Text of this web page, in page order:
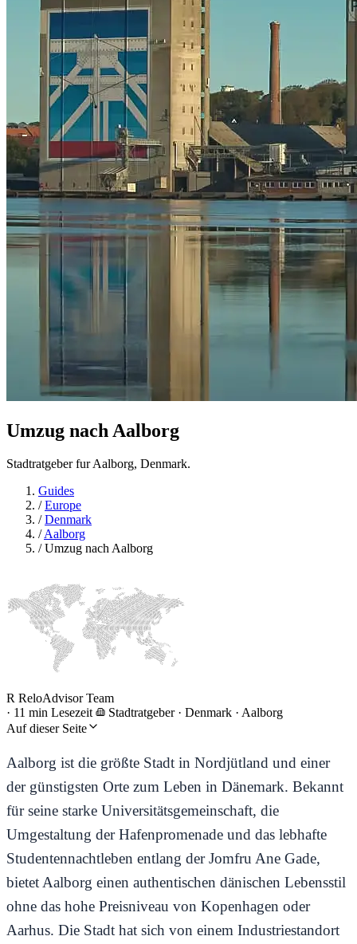
Umzug nach Aalborg
Stadtratgeber fur Aalborg, Denmark.
Guides
/Europe
/Denmark
/Aalborg
/Umzug nach Aalborg
R ReloAdvisor Team
· 11 min Lesezeit Stadtratgeber · Denmark · Aalborg
Auf dieser Seite
Aalborg ist die größte Stadt in Nordjütland und einer
der günstigsten Orte zum Leben in Dänemark. Bekannt
für seine starke Universitätsgemeinschaft, die
Umgestaltung der Hafenpromenade und das lebhafte
Studentennachtleben entlang der Jomfru Ane Gade,
bietet Aalborg einen authentischen dänischen Lebensstil
ohne das hohe Preisniveau von Kopenhagen oder
Aarhus. Die Stadt hat sich von einem Industriestandort